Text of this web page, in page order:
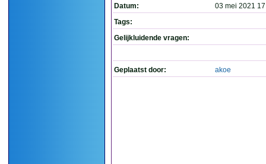
Datum:
03 mei 2021
Tags:
Gelijkluidende vragen:
Geplaatst door: akoe